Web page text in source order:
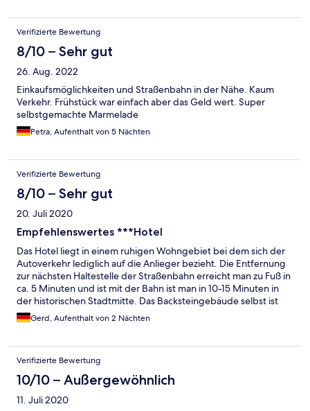
Verifizierte Bewertung
8/10 – Sehr gut
26. Aug. 2022
Einkaufsmöglichkeiten und Straßenbahn in der Nähe. Kaum
Verkehr. Frühstück war einfach aber das Geld wert. Super
selbstgemachte Marmelade
Petra, Aufenthalt von 5 Nächten
Verifizierte Bewertung
8/10 – Sehr gut
20. Juli 2020
Empfehlenswertes ***Hotel
Das Hotel liegt in einem ruhigen Wohngebiet bei dem sich der
Autoverkehr lediglich auf die Anlieger bezieht. Die Entfernung
zur nächsten Haltestelle der Straßenbahn erreicht man zu Fuß in
ca. 5 Minuten und ist mit der Bahn ist man in 10-15 Minuten in
der historischen Stadtmitte. Das Backsteingebäude selbst ist
sehr schön, die Inneneinrichtung auf aktuellem Stand.
Kostenlose Parkplätze im Hof vorhanden. Sehr guter Service,
Gerd, Aufenthalt von 2 Nächten
Verifizierte Bewertung
10/10 – Außergewöhnlich
11. Juli 2020